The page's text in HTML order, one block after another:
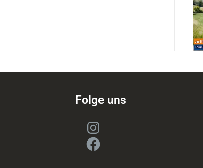
Folge uns
Instagram
Facebook